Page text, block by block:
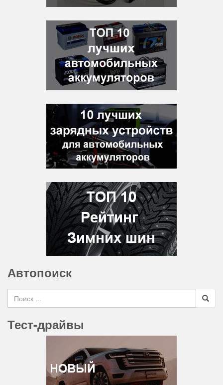
Автопоиск
Search for
Тест-драйвы